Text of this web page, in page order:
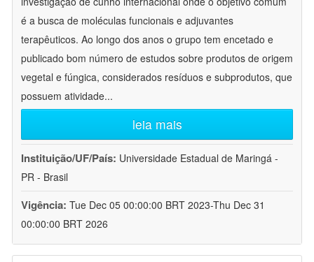
é a busca de moléculas funcionais e adjuvantes
terapêuticos. Ao longo dos anos o grupo tem encetado e
publicado bom número de estudos sobre produtos de origem
vegetal e fúngica, considerados resíduos e subprodutos, que
possuem atividade...
leia mais
Instituição/UF/País: Universidade Estadual de Maringá -
PR - Brasil
Vigência: Tue Dec 05 00:00:00 BRT 2023-Thu Dec 31
00:00:00 BRT 2026